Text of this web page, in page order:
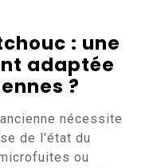
: une
adaptée
?
nécessite
de l’état du
ou